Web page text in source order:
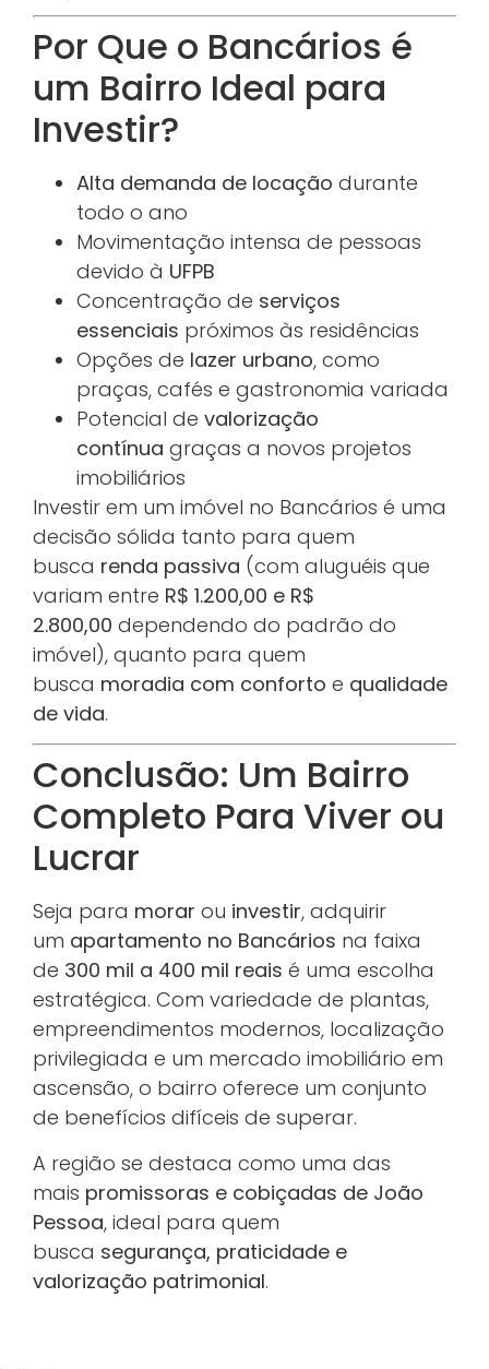
Por Que o Bancários é
um Bairro Ideal para
Investir?
Alta demanda de locação durante
todo o ano
Movimentação intensa de pessoas
devido à UFPB
Concentração de serviços
essenciais próximos às residências
Opções de lazer urbano, como
praças, cafés e gastronomia variada
Potencial de valorização
contínua graças a novos projetos
imobiliários
Investir em um imóvel no Bancários é uma
decisão sólida tanto para quem
busca renda passiva (com aluguéis que
variam entre R$ 1.200,00 e R$
2.800,00 dependendo do padrão do
imóvel), quanto para quem
busca moradia com conforto e qualidade
de vida.
Conclusão: Um Bairro
Completo Para Viver ou
Lucrar
Seja para morar ou investir, adquirir
um apartamento no Bancários na faixa
de 300 mil a 400 mil reais é uma escolha
estratégica. Com variedade de plantas,
empreendimentos modernos, localização
privilegiada e um mercado imobiliário em
ascensão, o bairro oferece um conjunto
de benefícios difíceis de superar.
A região se destaca como uma das
mais promissoras e cobiçadas de João
Pessoa, ideal para quem
busca segurança, praticidade e
valorização patrimonial.